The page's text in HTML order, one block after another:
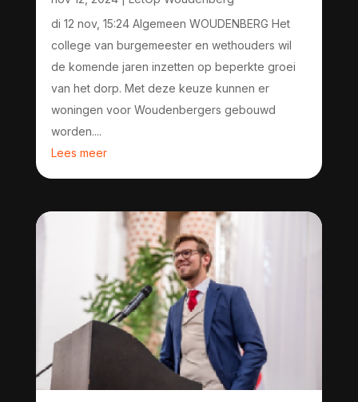
di 12 nov, 15:24 Algemeen WOUDENBERG Het
college van burgemeester en wethouders wil
de komende jaren inzetten op beperkte groei
van het dorp. Met deze keuze kunnen er
woningen voor Woudenbergers gebouwd
worden....
Lees meer